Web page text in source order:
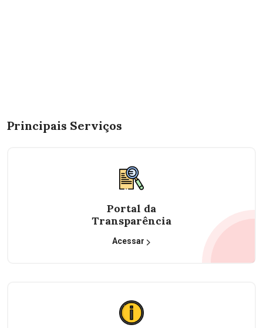
Principais Serviços
Portal da
Transparência
Acessar